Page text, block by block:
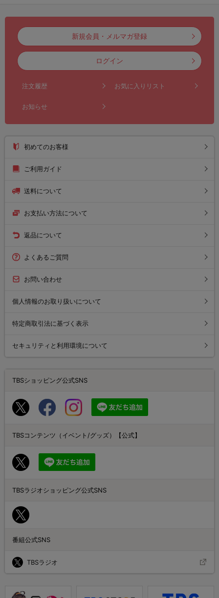
新規会員・メルマガ登録
ログイン
注文履歴 お気に入りリスト
お知らせ
初めてのお客様
ご利用ガイド
送料について
お支払い方法について
返品について
よくあるご質問
お問い合わせ
個人情報のお取り扱いについて
特定商取引法に基づく表示
セキュリティと利用環境について
TBSショッピング公式SNS
TBSコンテンツ（イベント/グッズ）【公式】
TBSラジオショッピング公式SNS
番組公式SNS
TBSラジオ